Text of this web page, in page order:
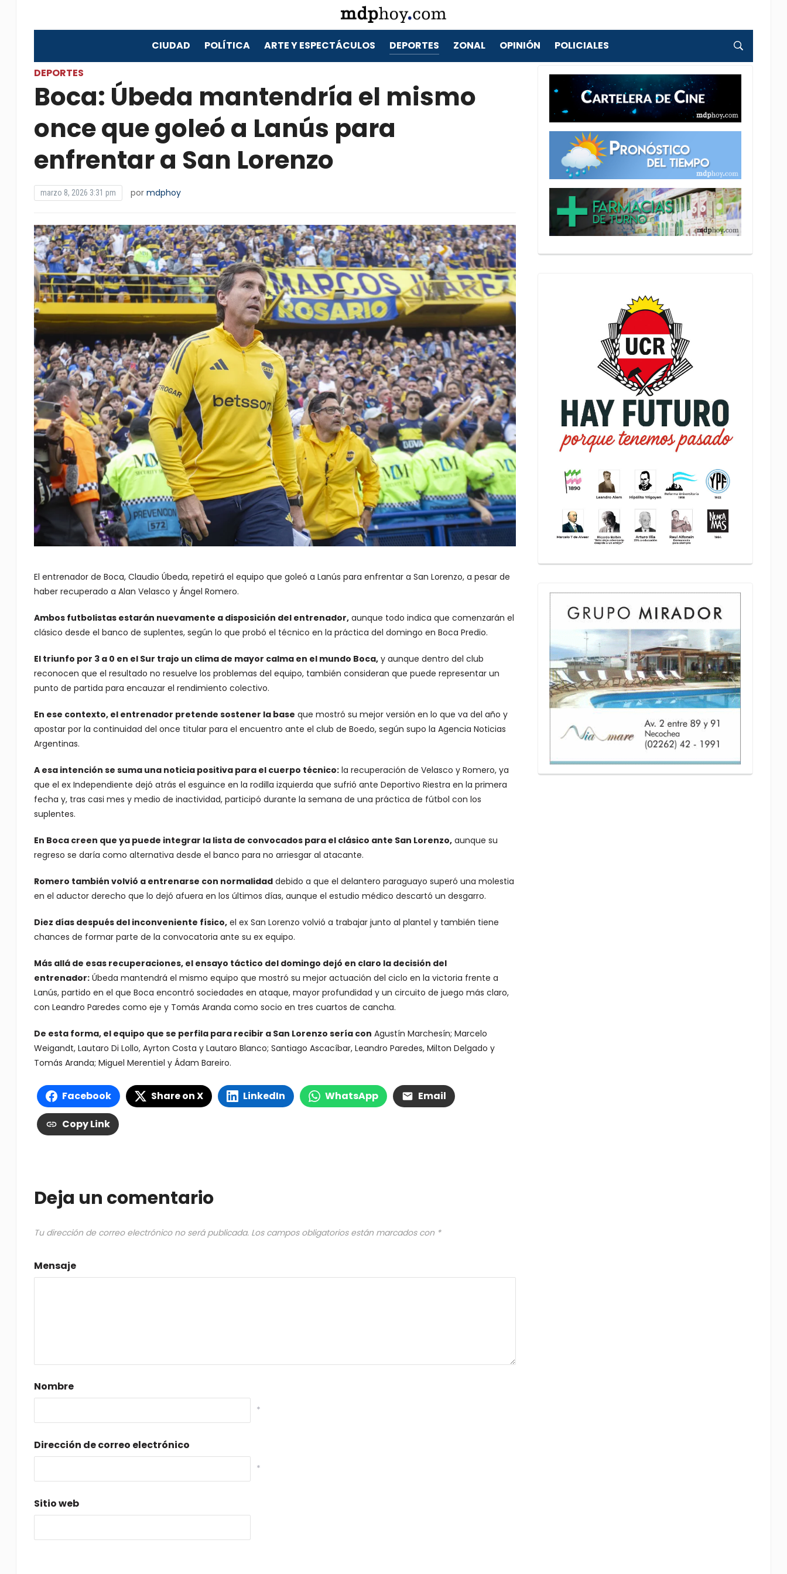
CIUDAD POLÍTICA ARTE Y ESPECTÁCULOS DEPORTES ZONAL OPINIÓN POLICIALES
DEPORTES
Boca: Úbeda mantendría el mismo
once que goleó a Lanús para
enfrentar a San Lorenzo
marzo 8, 2026 3:31 pm por mdphoy
El entrenador de Boca, Claudio Úbeda, repetirá el equipo que goleó a Lanús para enfrentar a San Lorenzo, a pesar de
haber recuperado a Alan Velasco y Ángel Romero.
Ambos futbolistas estarán nuevamente a disposición del entrenador,aunque todo indica que comenzarán el
clásico desde el banco de suplentes, según lo que probó el técnico en la práctica del domingo en Boca Predio.
El triunfo por 3 a 0 en el Sur trajo un clima de mayor calma en el mundo Boca,y aunque dentro del club
reconocen que el resultado no resuelve los problemas del equipo, también consideran que puede representar un
punto de partida para encauzar el rendimiento colectivo.
En ese contexto, el entrenador pretende sostener la base que mostró su mejor versión en lo que va del año y
apostar por la continuidad del once titular para el encuentro ante el club de Boedo, según supo la Agencia Noticias
Argentinas.
A esa intención se suma una noticia positiva para el cuerpo técnico:la recuperación de Velasco y Romero, ya
que el ex Independiente dejó atrás el esguince en la rodilla izquierda que sufrió ante Deportivo Riestra en la primera
fecha y, tras casi mes y medio de inactividad, participó durante la semana de una práctica de fútbol con los
suplentes.
En Boca creen que ya puede integrar la lista de convocados para el clásico ante San Lorenzo,aunque su
regreso se daría como alternativa desde el banco para no arriesgar al atacante.
Romero también volvió a entrenarse con normalidaddebido a que el delantero paraguayo superó una molestia
en el aductor derecho que lo dejó afuera en los últimos días, aunque el estudio médico descartó un desgarro.
Diez días después del inconveniente físico,el ex San Lorenzo volvió a trabajar junto al plantel y también tiene
chances de formar parte de la convocatoria ante su ex equipo.
Más allá de esas recuperaciones, el ensayo táctico del domingo dejó en claro la decisión del
entrenador:Úbeda mantendrá el mismo equipo que mostró su mejor actuación del ciclo en la victoria frente a
Lanús, partido en el que Boca encontró sociedades en ataque, mayor profundidad y un circuito de juego más claro,
con Leandro Paredes como eje y Tomás Aranda como socio en tres cuartos de cancha.
De esta forma, el equipo que se perfila para recibir a San Lorenzo sería con Agustín Marchesín; Marcelo
Weigandt, Lautaro Di Lollo, Ayrton Costa y Lautaro Blanco; Santiago Ascacíbar, Leandro Paredes, Milton Delgado y
Tomás Aranda; Miguel Merentiel y Ádam Bareiro.
Facebook Share on X LinkedIn WhatsApp Email
Copy Link
Deja un comentario
Tu dirección de correo electrónico no será publicada. Los campos obligatorios están marcados con *
Mensaje
Nombre
*
Dirección de correo electrónico
*
Sitio web